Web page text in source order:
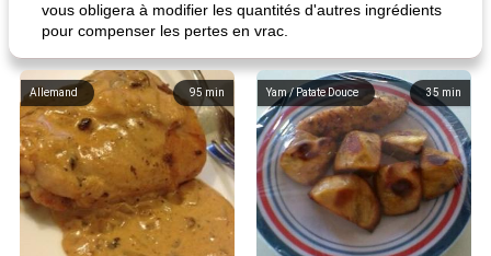
vous obligera à modifier les quantités d'autres ingrédients
pour compenser les pertes en vrac.
95 min
Allemand 35 min
Yam / Patate Douce